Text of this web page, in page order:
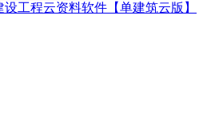
工程云资料软件【单建筑云版】